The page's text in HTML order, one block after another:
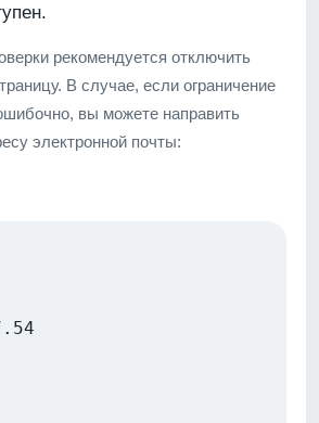
рекомендуется отключить
В случае, если ограничение
вы можете направить
электронной почты: